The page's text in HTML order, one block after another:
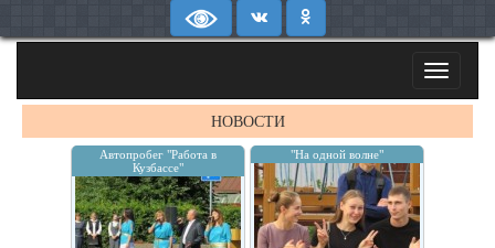
Toggle
НОВОСТИ
Автопробег "Работа в
Кузбассе"
"На одной волне"